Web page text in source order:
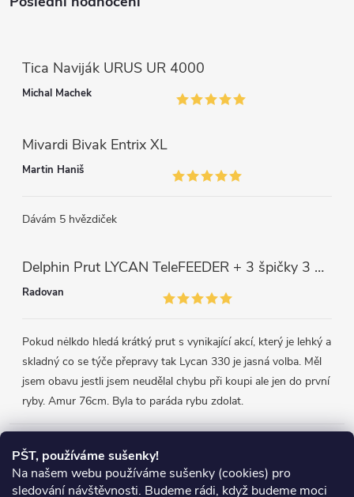
PŠT, používáme sušenky!
Na našem webu používáme sušenky (cookies) pro
sledování návštěvnosti. Budeme rádi, když budeme moci
Tica Naviják URUS UR 4000
Michal Machek
Mivardi Bivak Entrix XL
Martin Haniš
Dávám 5 hvězdiček
Delphin Prut LYCAN TeleFEEDER + 3 špičky 3 m, 80 g
Radovan
Pokud nėlkdo hledá krátký prut s vynikající akcí, který je lehký a
skladný co se týče přepravy tak Lycan 330 je jasná volba. Měl
jsem obavu jestli jsem neudělal chybu při koupi ale jen do první
ryby. Amur 76cm. Byla to paráda rybu zdolat.
Přijímáme online platby